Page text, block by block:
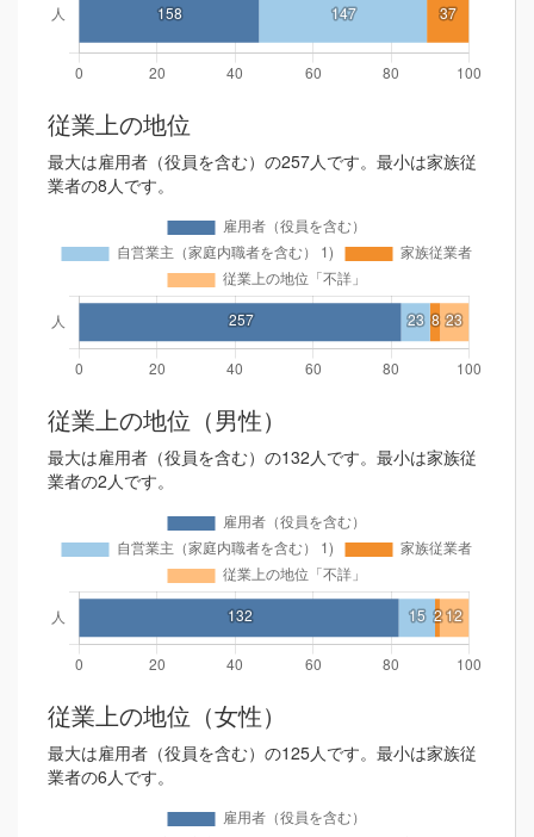
従業上の地位
最大は雇用者（役員を含む）の257人です。最小は家族従
業者の8人です。
従業上の地位（男性）
最大は雇用者（役員を含む）の132人です。最小は家族従
業者の2人です。
従業上の地位（女性）
最大は雇用者（役員を含む）の125人です。最小は家族従
業者の6人です。